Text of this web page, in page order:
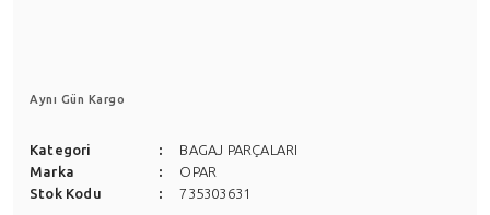
Aynı Gün Kargo
Kategori
BAGAJ PARÇALARI
Marka
OPAR
Stok Kodu
735303631